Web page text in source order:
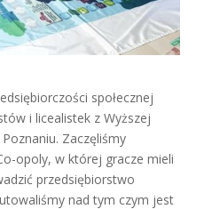
społecznej
i licealistek z Wyższej
Poznaniu. Zaczęliśmy
opoly, w której gracze mieli
przedsiębiorstwo
nad tym czym jest